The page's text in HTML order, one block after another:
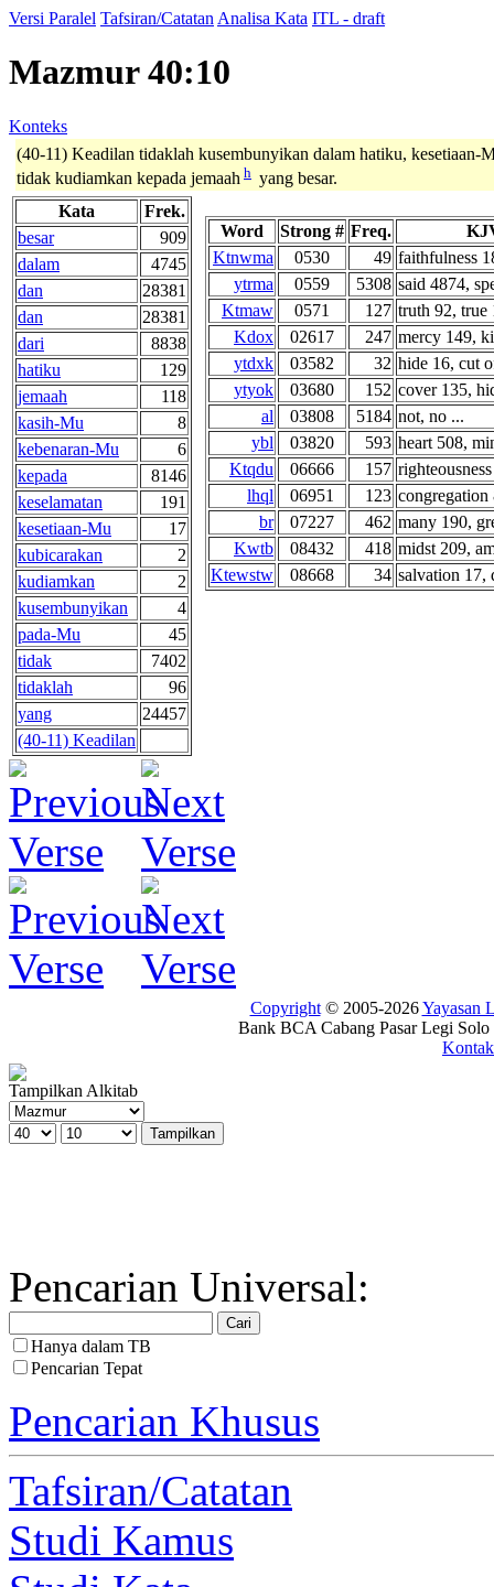
Versi Paralel Tafsiran/Catatan Analisa Kata ITL - draft
Mazmur 40:10
Konteks
(40-11) Keadilan tidaklah kusembunyikan dalam hatiku, kesetiaan-
tidak kudiamkan kepada jemaah h yang besar.
Kata
Frek.
besar
909
dalam
4745
dan
28381
dan
28381
dari
8838
hatiku
129
jemaah
118
kasih-Mu
8
kebenaran-Mu
6
kepada
8146
keselamatan
191
kesetiaan-Mu
17
kubicarakan
2
kudiamkan
2
kusembunyikan
4
pada-Mu
45
tidak
7402
tidaklah
96
yang
24457
(40-11) Keadilan
Word Strong # Freq.
Ktnwma
0530 49 faithfulness
ytrma
0559 5308 said 4874,
Ktmaw
0571 127 truth 92, true
Kdox
02617 247 mercy 149,
ytdxk
03582 32 hide 16, cut
ytyok
03680 152 cover 135,
al
03808 5184 not, no ...
ybl
03820 593 heart 508,
Ktqdu
06666 157
lhql
06951 123 congregation
br
07227 462 many 190,
Kwtb
08432 418 midst 209,
Ktewstw
08668 34 salvation 17,
Copyright© 2005-2026Yayasan
Bank BCA Cabang Pasar Legi
Kontak
Tampilkan Alkitab
Pencarian Universal:
Hanya dalam TB
Pencarian Tepat
Pencarian Khusus
Tafsiran/Catatan
Studi Kamus